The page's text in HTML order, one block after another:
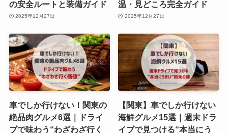
草津温泉まで車は危ない？
飯坂温泉の雪はいつからい